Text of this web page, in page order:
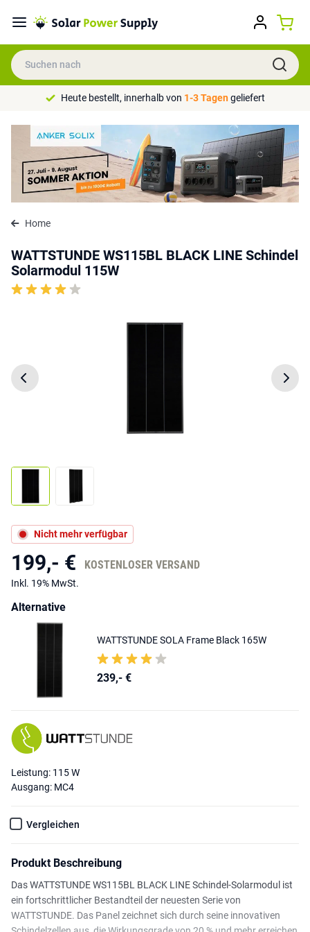
Heute bestellt, innerhalb von 1-3 Tagengeliefert
Home
WATTSTUNDE WS115BL BLACK LINE Schindel
Solarmodul 115W
Nicht mehr verfügbar
199,- € KOSTENLOSER VERSAND
Inkl. 19% MwSt.
Alternative
WATTSTUNDE SOLA Frame Black 165W
239,- €
Leistung: 115 W
Ausgang: MC4
Vergleichen
Produkt Beschreibung
Das WATTSTUNDE WS115BL BLACK LINE Schindel-Solarmodul ist
ein fortschrittlicher Bestandteil der neuesten Serie von
WATTSTUNDE. Das Panel zeichnet sich durch seine innovativen